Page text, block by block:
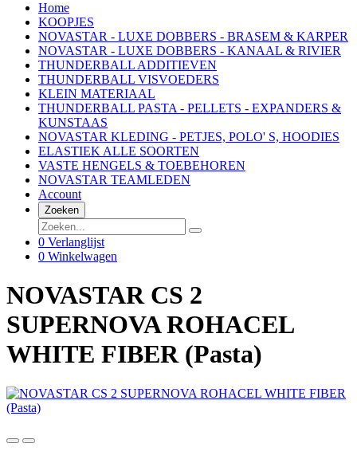
Home
KOOPJES
NOVASTAR - LUXE DOBBERS - BRASEM & KARPER
NOVASTAR - LUXE DOBBERS - KANAAL & RIVIER
THUNDERBALL ADDITIEVEN
THUNDERBALL VISVOEDERS
KLEIN MATERIAAL
THUNDERBALL PASTA - PELLETS - EXPANDERS &
KUNSTAAS
NOVASTAR KLEDING - PETJES, POLO' S, HOODIES
ELASTIEK ALLE SOORTEN
VASTE HENGELS & TOEBEHOREN
NOVASTAR TEAMLEDEN
Account
Zoeken
0 Verlanglijst
0 Winkelwagen
NOVASTAR CS 2
SUPERNOVA ROHACEL
WHITE FIBER (Pasta)